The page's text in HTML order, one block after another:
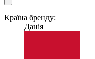
Країна бренду:
Данія